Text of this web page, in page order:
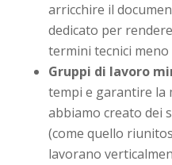
arricchire il
dedicato per
termini tecnici meno
Gruppi di lavoro
tempi e garantire la
abbiamo creato dei
(come quello
lavorano